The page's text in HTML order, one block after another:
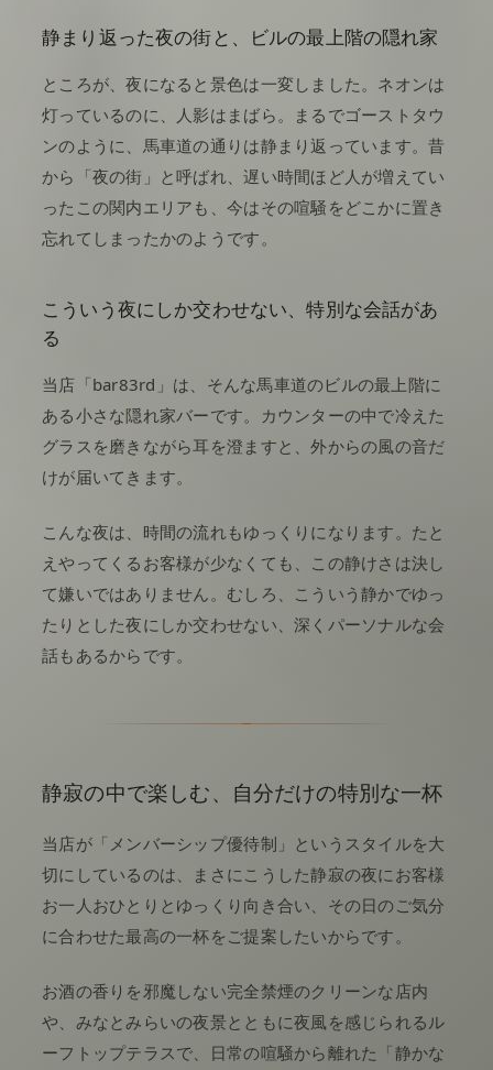
静まり返った夜の街と、ビルの最上階の隠れ家
ところが、夜になると景色は一変しました。ネオンは
灯っているのに、人影はまばら。まるでゴーストタウ
ンのように、馬車道の通りは静まり返っています。昔
から「夜の街」と呼ばれ、遅い時間ほど人が増えてい
ったこの関内エリアも、今はその喧騒をどこかに置き
忘れてしまったかのようです。
こういう夜にしか交わせない、特別な会話があ
る
当店「bar83rd」は、そんな馬車道のビルの最上階に
ある小さな隠れ家バーです。カウンターの中で冷えた
グラスを磨きながら耳を澄ますと、外からの風の音だ
けが届いてきます。
こんな夜は、時間の流れもゆっくりになります。たと
えやってくるお客様が少なくても、この静けさは決し
て嫌いではありません。むしろ、こういう静かでゆっ
たりとした夜にしか交わせない、深くパーソナルな会
話もあるからです。
静寂の中で楽しむ、自分だけの特別な一杯
当店が「メンバーシップ優待制」というスタイルを大
切にしているのは、まさにこうした静寂の夜にお客様
お一人おひとりとゆっくり向き合い、その日のご気分
に合わせた最高の一杯をご提案したいからです。
お酒の香りを邪魔しない完全禁煙のクリーンな店内
や、みなとみらいの夜景とともに夜風を感じられるル
ーフトップテラスで、日常の喧騒から離れた「静かな